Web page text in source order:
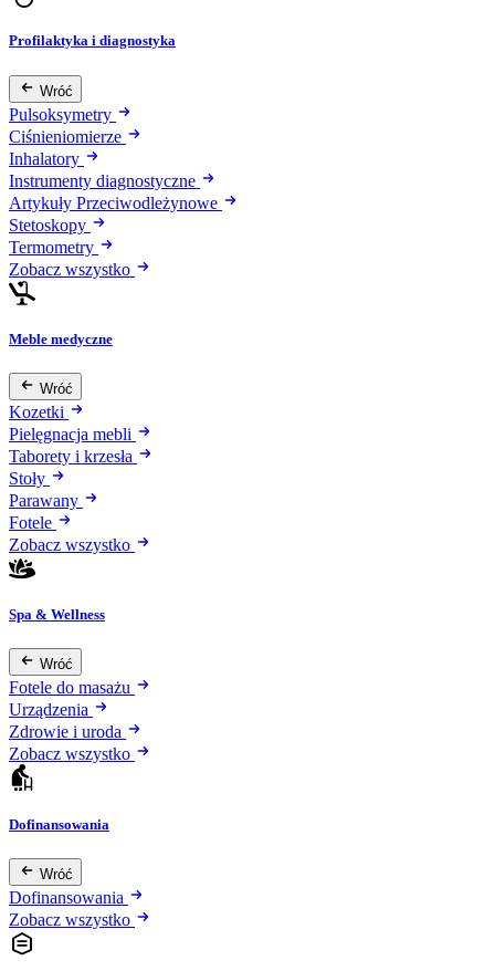
Profilaktyka i diagnostyka
Wróć
Pulsoksymetry
Ciśnieniomierze
Inhalatory
Instrumenty diagnostyczne
Artykuły Przeciwodleżynowe
Stetoskopy
Termometry
Zobacz wszystko
Meble medyczne
Wróć
Kozetki
Pielęgnacja mebli
Taborety i krzesła
Stoły
Parawany
Fotele
Zobacz wszystko
Spa & Wellness
Wróć
Fotele do masażu
Urządzenia
Zdrowie i uroda
Zobacz wszystko
Dofinansowania
Wróć
Dofinansowania
Zobacz wszystko